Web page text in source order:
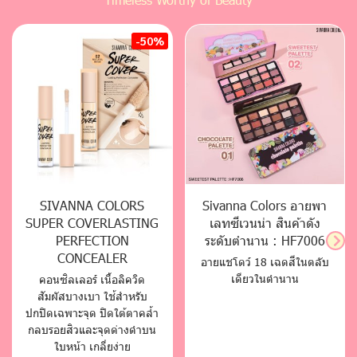
-50%
SIVANNA COLORS
SUPER COVERLASTING
PERFECTION
CONCEALER
คอนซิลเลอร์ เนื้อลิควิด
สัมผัสบางเบา ใช้สำหรับ
ปกปิดเฉพาะจุด ปิดใต้ตาคล้ำ
กลบรอยสิวและจุดด่างดำบน
ใบหน้า เกลี่ยง่าย
Sivanna Colors อายพา
เลทซีเวนน่า สินค้าดัง
ระดับตำนาน : HF7006
อายแชโดว์ 18 เฉดสีในตลับ
เดียวในตำนาน